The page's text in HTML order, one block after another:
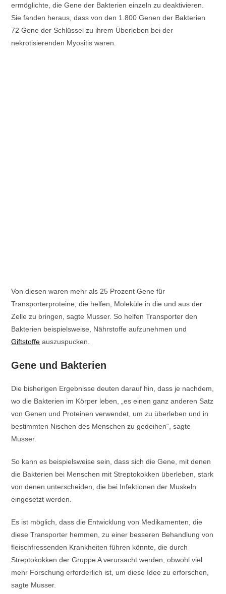
ermöglichte, die Gene der Bakterien einzeln zu deaktivieren.
Sie fanden heraus, dass von den 1.800 Genen der Bakterien
72 Gene der Schlüssel zu ihrem Überleben bei der
nekrotisierenden Myositis waren.
Von diesen waren mehr als 25 Prozent Gene für
Transporterproteine, die helfen, Moleküle in die und aus der
Zelle zu bringen, sagte Musser. So helfen Transporter den
Bakterien beispielsweise, Nährstoffe aufzunehmen und
Giftstoffe auszuspucken.
Gene und Bakterien
Die bisherigen Ergebnisse deuten darauf hin, dass je nachdem,
wo die Bakterien im Körper leben, „es einen ganz anderen Satz
von Genen und Proteinen verwendet, um zu überleben und in
bestimmten Nischen des Menschen zu gedeihen“, sagte
Musser.
So kann es beispielsweise sein, dass sich die Gene, mit denen
die Bakterien bei Menschen mit Streptokokken überleben, stark
von denen unterscheiden, die bei Infektionen der Muskeln
eingesetzt werden.
Es ist möglich, dass die Entwicklung von Medikamenten, die
diese Transporter hemmen, zu einer besseren Behandlung von
fleischfressenden Krankheiten führen könnte, die durch
Streptokokken der Gruppe A verursacht werden, obwohl viel
mehr Forschung erforderlich ist, um diese Idee zu erforschen,
sagte Musser.